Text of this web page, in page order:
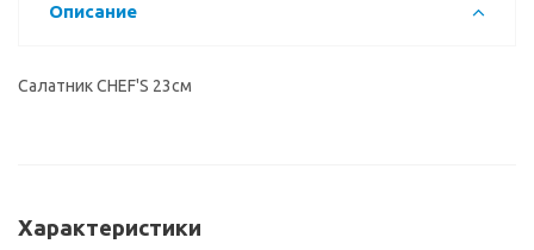
Описание
Салатник CHEF'S 23см
Характеристики